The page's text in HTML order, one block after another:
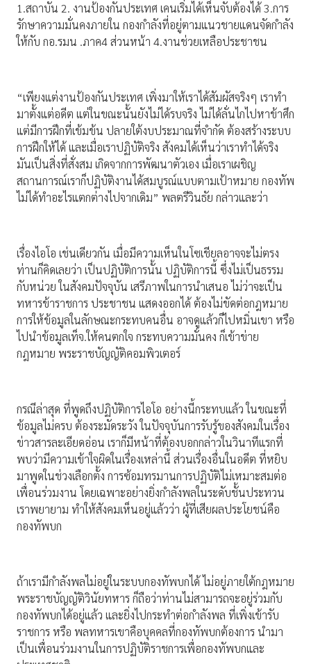
1.สถาบัน 2. งานป้องกันประเทศ เคนเริ่มได้เห็นจับต้องได้ 3.การ
รักษาความมั่นคงภายใน กองกําลังที่อยู่ตามแนวชายแดนจัดกําลัง
ให้กับ กอ.รมน .ภาค4 ส่วนหน้า 4.งานช่วยเหลือประชาชน
“เพียงแต่งานป้องกันประเทศ เพิ่งมาให้เราได้สัมผัสจริงๆ เราทํา
มาตั้งแต่อดีต แต่ในขณะนั้นยังไม่ได้รบจริง ไม่ได้ลั่นไกไปหาข้าศึก
แต่มีการฝึกที่เข้มข้น ปลายใต้งบประมาณที่จํากัด ต้องสร้างระบบ
การฝึกให้ได้ และเมื่อเราปฏิบัติจริง สังคมได้เห็นว่าเราทําได้จริง
มันเป็นสิ่งที่สั่งสม เกิดจากการพัฒนาตัวเอง เมื่อเราเผชิญ
สถานการณ์เราก็ปฏิบัติงานได้สมบูรณ์แบบตามเป้าหมาย กองทัพ
ไม่ได้ทําอะไรแตกต่างไปจากเดิม” พลตรีวินธัย กล่าวและว่า
เรื่องไอโอ เช่นเดียวกัน เมื่อมีความเห็นในโซเชียลอาจจะไม่ตรง
ท่านก็คิดเลยว่า เป็นปฏิบัติการนั้น ปฏิบัติการนี้ ซึ่งไม่เป็นธรรม
กับหน่วย ในสังคมปัจจุบัน เสรีภาพในการนําเสนอ ไม่ว่าจะเป็น
ทหารข้าราชการ ประชาชน แสดงออกได้ ต้องไม่ขัดต่อกฎหมาย
การให้ข้อมูลในลักษณะกระทบคนอื่น อาจดูแล้วก็ไปหมิ่นเขา หรือ
ไปนําข้อมูลเท็จ.ให้คนตกใจ กระทบความมั่นคง ก็เข้าข่าย
กฎหมาย พระราชบัญญัติคอมพิวเตอร์
กรณีล่าสุด ที่พูดถึงปฏิบัติการไอโอ อย่างนี้กระทบแล้ว ในขณะที่
ข้อมูลไม่ครบ ต้องระมัดระวัง ในปัจจุบันการรับรู้ของสังคมในเรื่อง
ข่าวสารละเอียดอ่อน เราก็มีหน้าที่ต้องบอกกล่าวในวินาทีแรกที่
พบว่ามีความเข้าใจผิดในเรื่องเหล่านี้ ส่วนเรื่องอื่นในอดีต ที่หยิบ
มาพูดในช่วงเลือกตั้ง การซ้อมทรมานการปฏิบัติไม่เหมาะสมต่อ
เพื่อนร่วมงาน โดยเฉพาะอย่างยิ่งกําลังพลในระดับชั้นประทวน
เราพยายาม ทําให้สังคมเห็นอยู่แล้วว่า ผู้ที่เสียผลประโยชน์คือ
กองทัพบก
ถ้าเรามีกําลังพลไม่อยู่ในระบบกองทัพบกได้ ไม่อยู่ภายใต้กฎหมาย
พระราชบัญญัติวินัยทหาร ก็ถือว่าท่านไม่สามารถจะอยู่ร่วมกับ
กองทัพบกได้อยู่แล้ว และยิ่งไปกระทําต่อกําลังพล ที่เพิ่งเข้ารับ
ราชการ หรือ พลทหารเขาคือบุคคลที่กองทัพบกต้องการ นํามา
เป็นเพื่อนร่วมงานในการปฏิบัติราชการเพื่อกองทัพบกและ